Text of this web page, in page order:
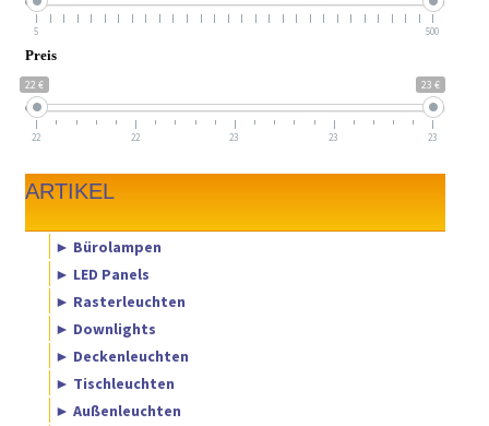
5 500
Preis
22 € 23 €
22 22 23 23 23
ARTIKEL
► Bürolampen
► LED Panels
► Rasterleuchten
► Downlights
► Deckenleuchten
► Tischleuchten
► Außenleuchten